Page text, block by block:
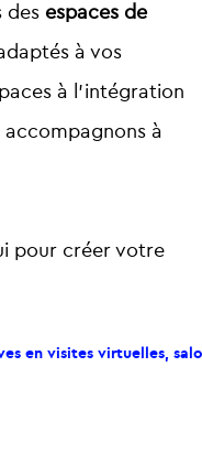
des espaces de
à vos
à l’intégration
accompagnons à
pour créer votre
en visites virtuelles,